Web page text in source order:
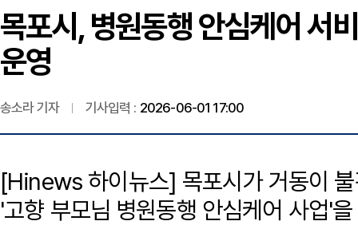
목포시, 병원동행 안심케어 서
운영
송소라 기자 기사입력 : 2026-06-01 17:00
[Hinews 하이뉴스] 목포시가 거동이
'고향 부모님 병원동행 안심케어 사업'